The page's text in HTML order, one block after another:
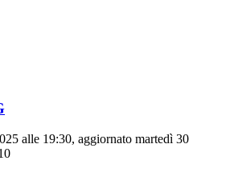
alle 19:30, aggiornato martedì 30